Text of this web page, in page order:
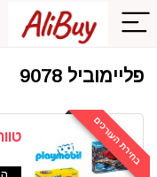
פליימוביל 9078
בחירת העורכים